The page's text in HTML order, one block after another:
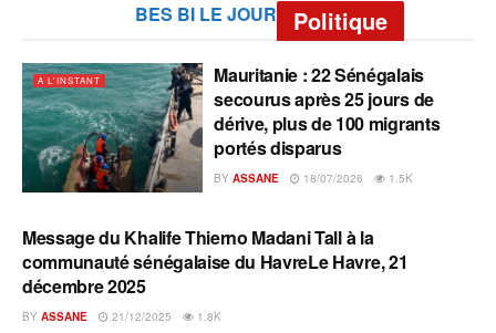
BES BI LE JOUR Politique
A L'INSTANT
Mauritanie : 22 Sénégalais
secourus après 25 jours de
dérive, plus de 100 migrants
portés disparus
BY ASSANE 18/07/2026 1.5K
A L'INSTANT
Message du Khalife Thierno Madani Tall à la
communauté sénégalaise du HavreLe Havre, 21
décembre 2025
BY ASSANE 21/12/2025 1.8K